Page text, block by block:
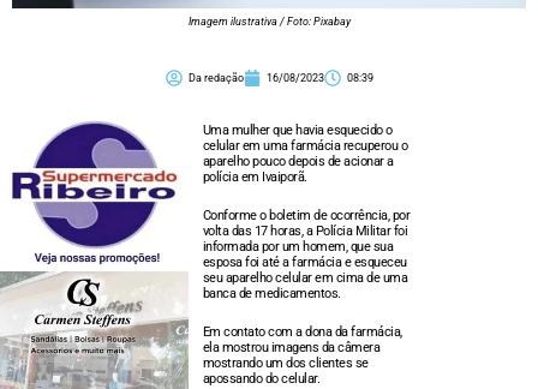
Imagem ilustrativa / Foto: Pixabay
Da redação 16/08/2023 08:39
Uma mulher que havia esquecido o
celular em uma farmácia recuperou o
aparelho pouco depois de acionar a
polícia em Ivaiporã.
Conforme o boletim de ocorrência, por
volta das 17 horas, a Polícia Militar foi
informada por um homem, que sua
esposa foi até a farmácia e esqueceu
seu aparelho celular em cima de uma
banca de medicamentos.
Em contato com a dona da farmácia,
ela mostrou imagens da câmera
mostrando um dos clientes se
apossando do celular.